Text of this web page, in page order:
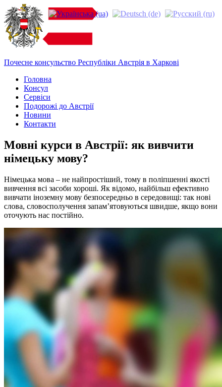
Почесне консульство Республіки Австрія в Харкові
Головна
Консул
Cервіси
Подорожі до Австрії
Новини
Контакти
Мовні курси в Австрії: як вивчити
німецьку мову?
Німецька мова – не найпростіший, тому в поліпшенні якості
вивчення всі засоби хороші. Як відомо, найбільш ефективно
вивчати іноземну мову безпосередньо в середовищі: так нові
слова, словосполучення запам’ятовуються швидше, якщо вони
оточують нас постійно.